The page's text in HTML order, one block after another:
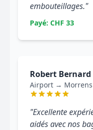
embouteillages."
Payé: CHF 33
Robert Bernard
Airport → Morrens
"Excellente
aidés avec nos